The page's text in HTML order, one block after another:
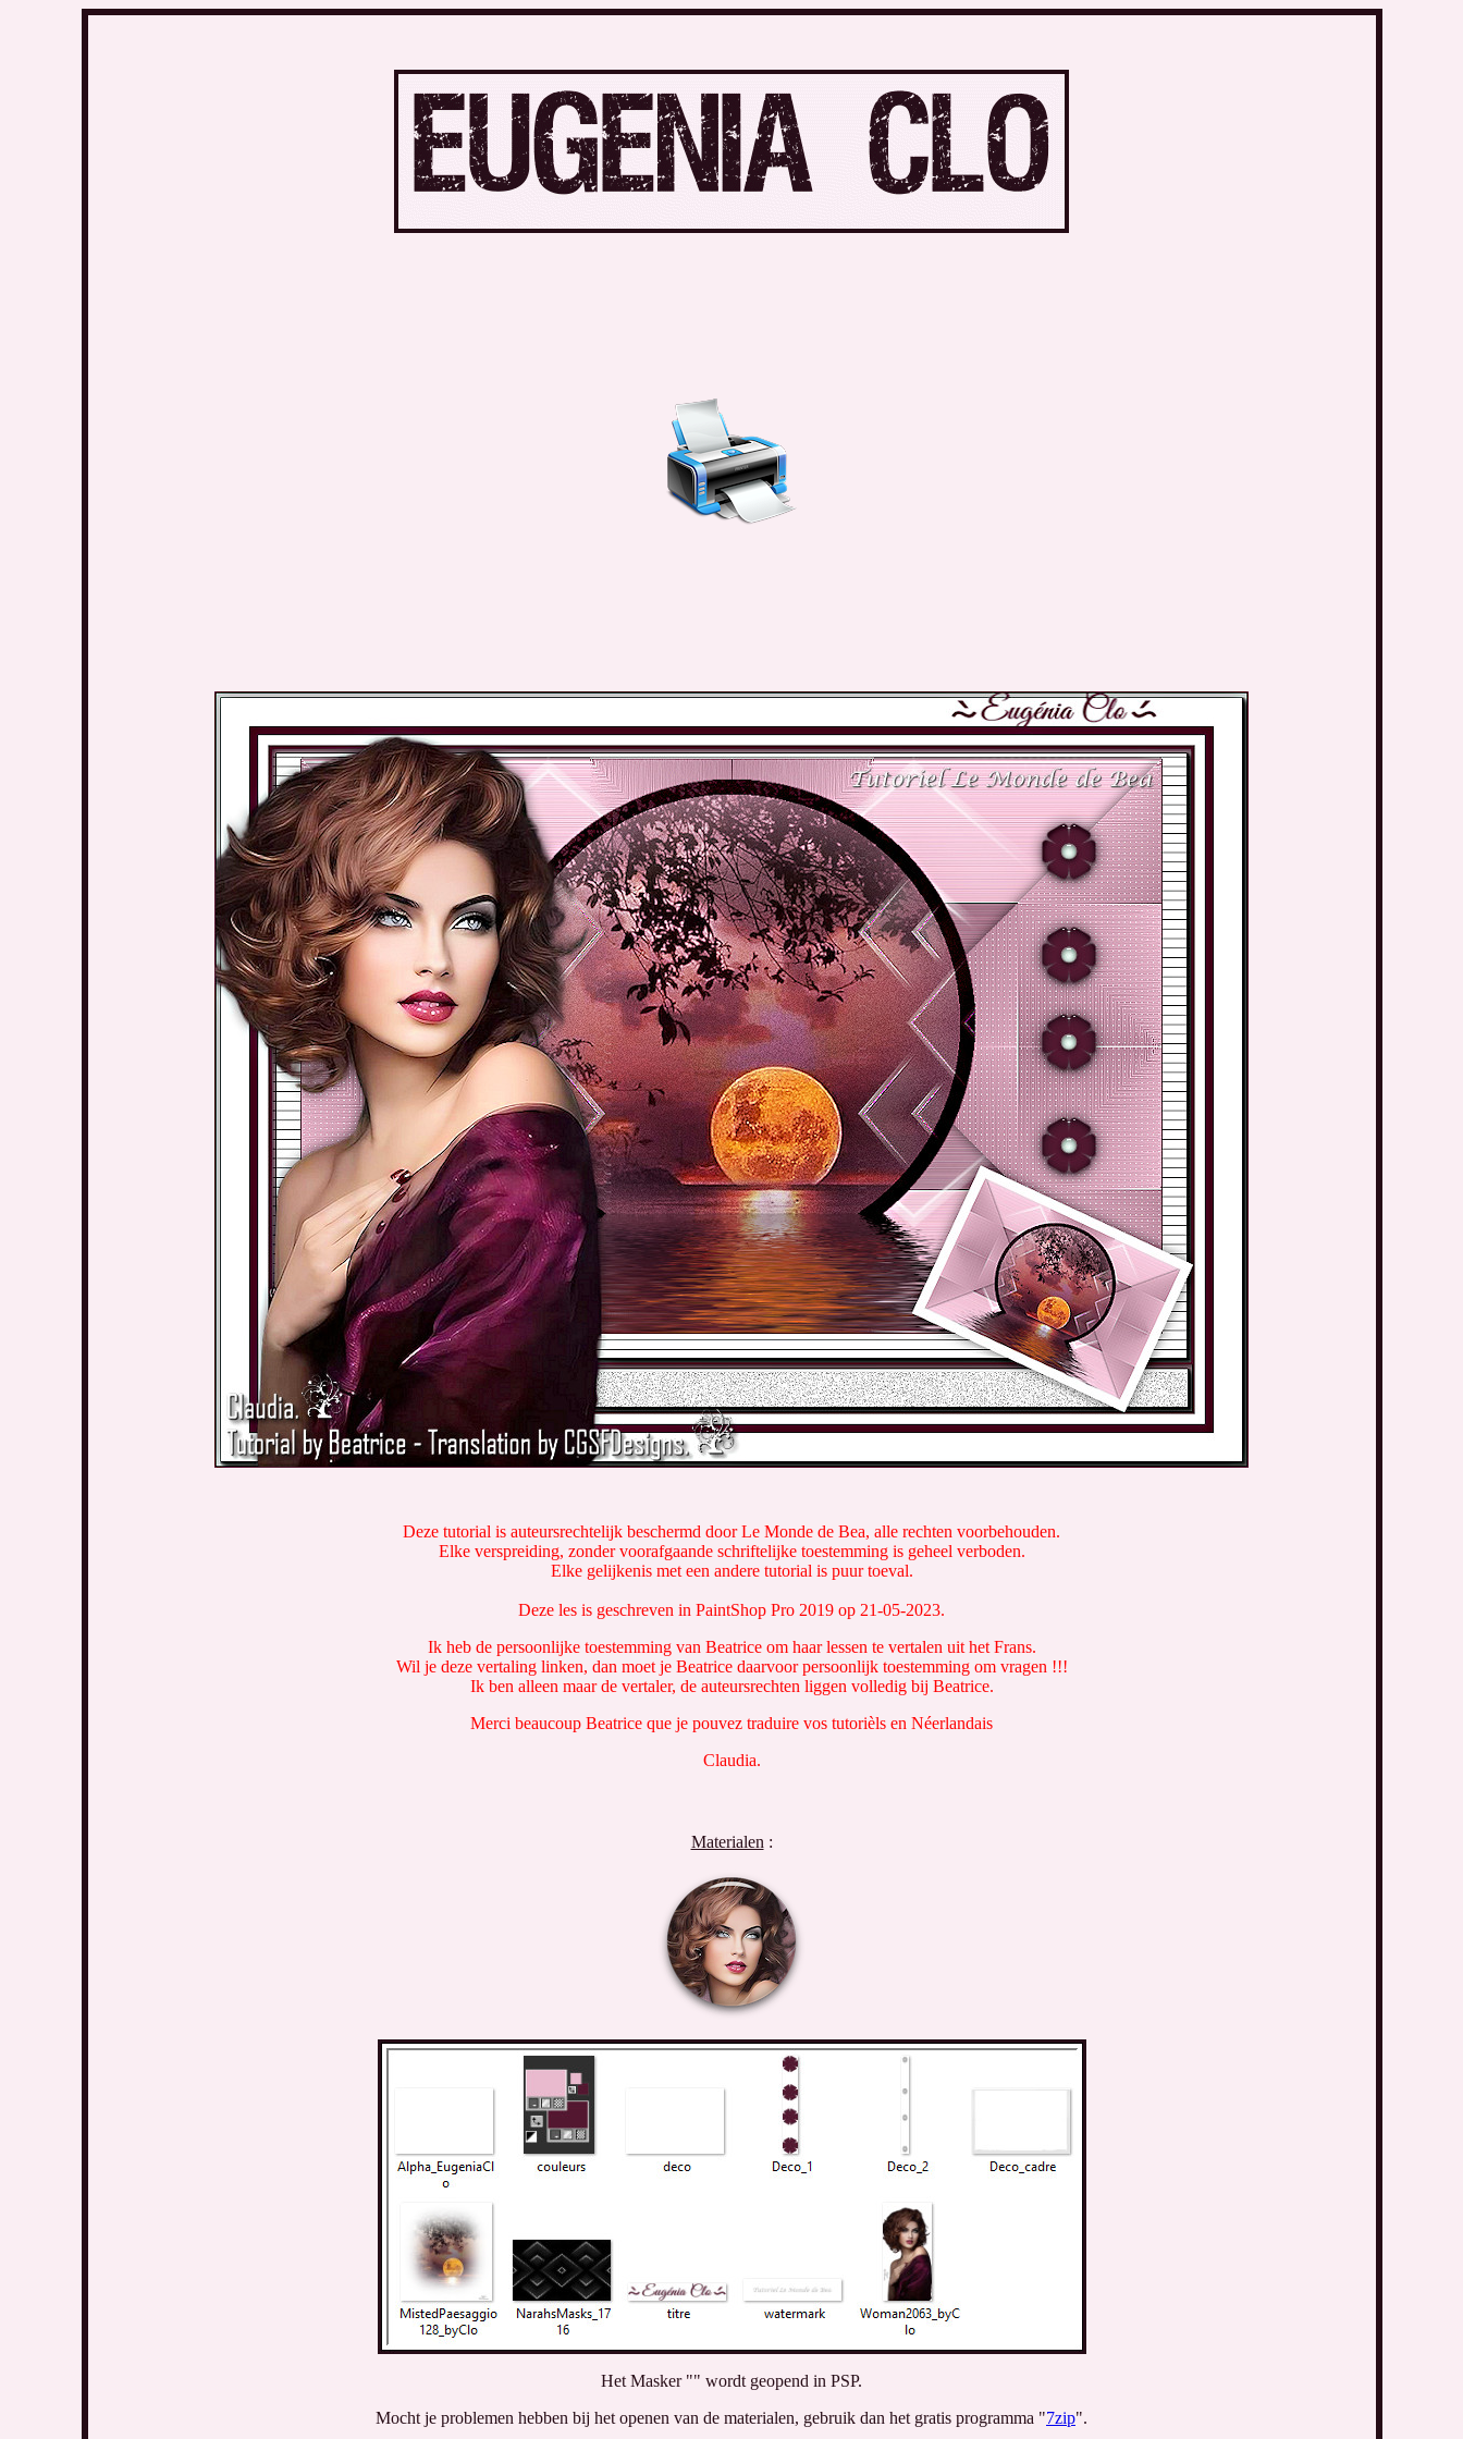
Deze tutorial is auteursrechtelijk beschermd door Le Monde de Bea, alle rechten voorbehouden.
Elke verspreiding, zonder voorafgaande schriftelijke toestemming is geheel verboden.
Elke gelijkenis met een andere tutorial is puur toeval.
Deze les is geschreven in PaintShop Pro 2019 op 21-05-2023.
Ik heb de persoonlijke toestemming van Beatrice om haar lessen te vertalen uit het Frans.
Wil je deze vertaling linken, dan moet je Beatrice daarvoor persoonlijk toestemming om vragen !!!
Ik ben alleen maar de vertaler, de auteursrechten liggen volledig bij Beatrice.
Merci beaucoup Beatrice que je pouvez traduire vos tutorièls en Néerlandais
Claudia.
Materialen :
Het Masker "" wordt geopend in PSP.
Mocht je problemen hebben bij het openen van de materialen, gebruik dan het gratis programma "7zip".